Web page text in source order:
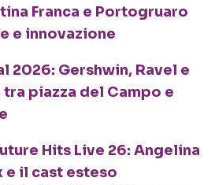
Franca e Portogruaro
e innovazione
2026: Gershwin, Ravel e
piazza del Campo e
Hits Live 26: Angelina
e il cast esteso